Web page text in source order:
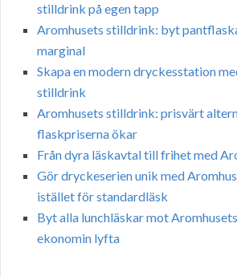
stilldrink på egen tapp
Aromhusets stilldrink: byt
marginal
Skapa en modern dryckesstation
stilldrink
Aromhusets stilldrink: prisvärt
flaskpriserna ökar
Från dyra läskavtal till frihet med
Gör dryckeserien unik med
istället för standardläsk
Byt alla lunchläskar mot
ekonomin lyfta